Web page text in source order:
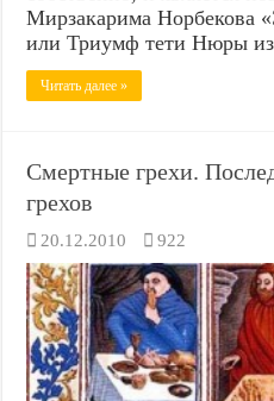
Мирзакарима Норбекова
или Триумф тети Нюры
Читать далее »
Смертные грехи.
грехов
20.12.2010 922